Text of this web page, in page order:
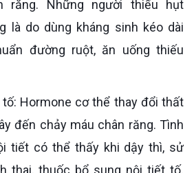
răng. Những người thiếu hụt
là do dùng kháng sinh kéo dài
đường ruột, ăn uống thiếu
đến chảy máu chân răng. Tình
tiết có thể thấy khi dậy thì, sử
thai, thuốc bổ sung nội tiết tố.